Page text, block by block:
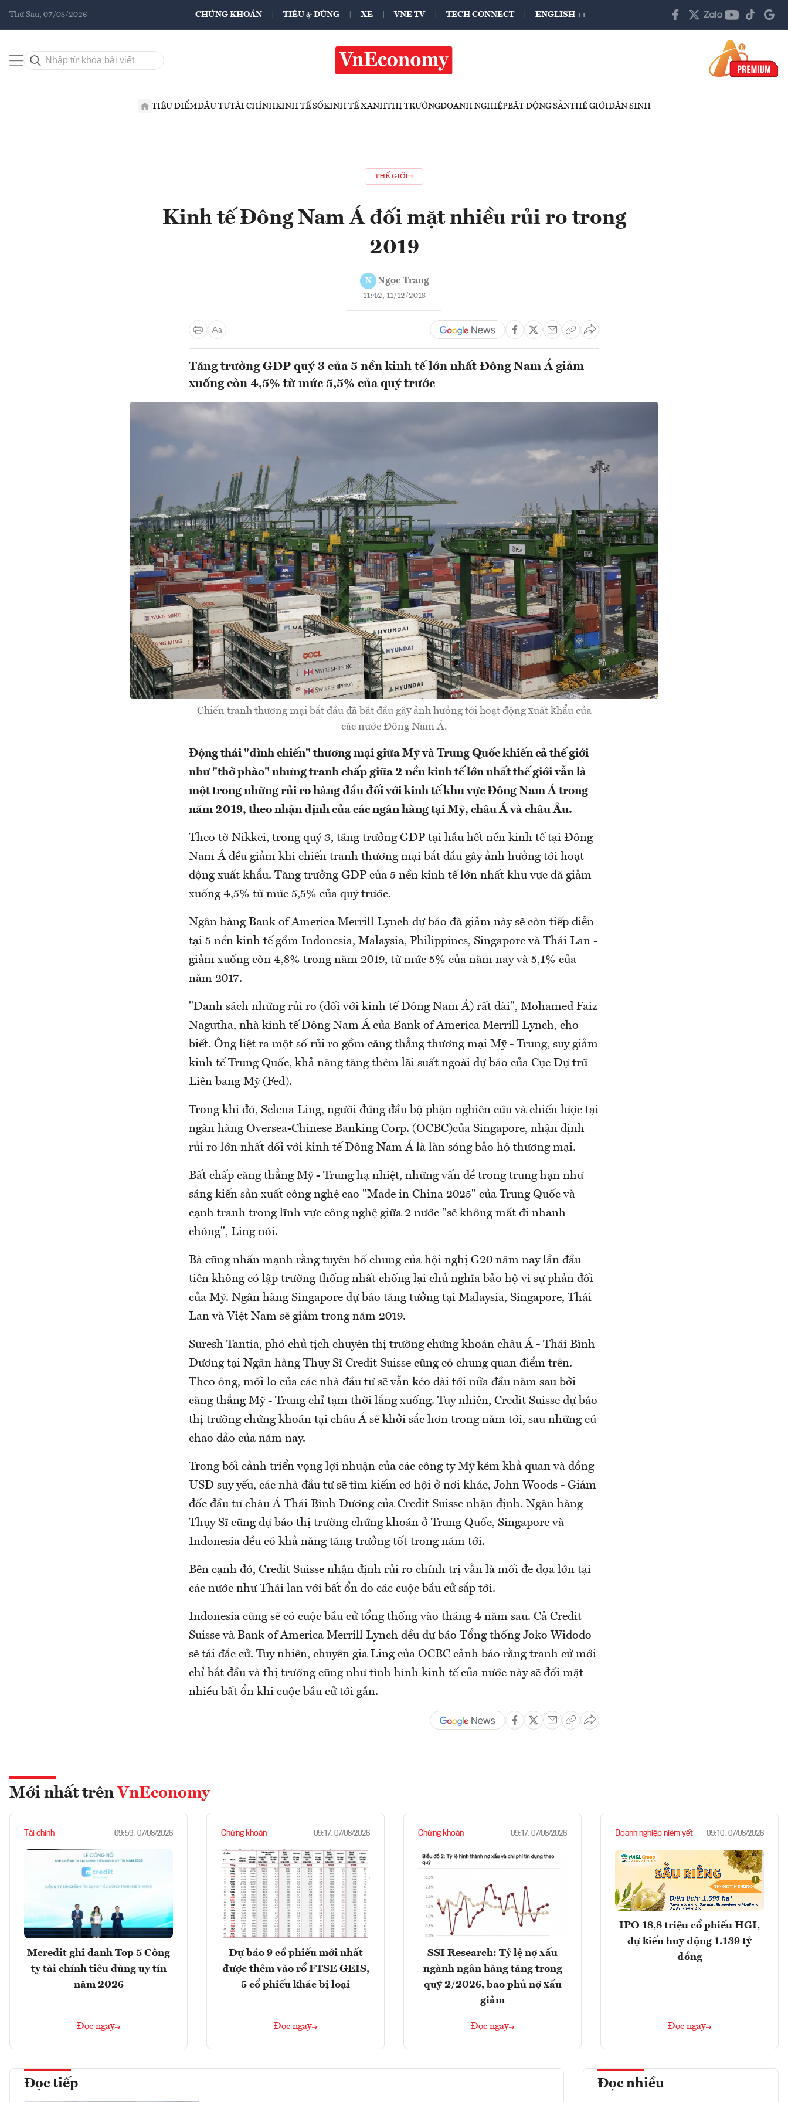
Thứ Sáu, 07/08/2026 CHỨNG KHOÁN TIÊU & DÙNG XE VNE TV TECH CONNECT ENGLISH ++
TIÊU ĐIỂMĐẦU TƯTÀI CHÍNHKINH TẾ SỐKINH TẾ XANHTHỊ TRƯỜNGDOANH NGHIỆPBẤT ĐỘNG SẢNTHẾ GIỚIDÂN SINH
THẾ GIỚI
Kinh tế Đông Nam Á đối mặt nhiều rủi ro trong
2019
N Ngọc Trang
11:42, 11/12/2018
Tăng trưởng GDP quý 3 của 5 nền kinh tế lớn nhất Đông Nam Á giảm
xuống còn 4,5% từ mức 5,5% của quý trước
Chiến tranh thương mại bắt đầu đã bắt đầu gây ảnh hưởng tới hoạt động xuất khẩu của
các nước Đông Nam Á.
Động thái "đình chiến" thương mại giữa Mỹ và Trung Quốc khiến cả thế giới
như "thở phào" nhưng tranh chấp giữa 2 nền kinh tế lớn nhất thế giới vẫn là
một trong những rủi ro hàng đầu đối với kinh tế khu vực Đông Nam Á trong
năm 2019, theo nhận định của các ngân hàng tại Mỹ, châu Á và châu Âu.
Theo tờ Nikkei, trong quý 3, tăng trưởng GDP tại hầu hết nền kinh tế tại Đông
Nam Á đều giảm khi chiến tranh thương mại bắt đầu gây ảnh hưởng tới hoạt
động xuất khẩu. Tăng trưởng GDP của 5 nền kinh tế lớn nhất khu vực đã giảm
xuống 4,5% từ mức 5,5% của quý trước.
Ngân hàng Bank of America Merrill Lynch dự báo đà giảm này sẽ còn tiếp diễn
tại 5 nền kinh tế gồm Indonesia, Malaysia, Philippines, Singapore và Thái Lan -
giảm xuống còn 4,8% trong năm 2019, từ mức 5% của năm nay và 5,1% của
năm 2017.
"Danh sách những rủi ro (đối với kinh tế Đông Nam Á) rất dài", Mohamed Faiz
Nagutha, nhà kinh tế Đông Nam Á của Bank of America Merrill Lynch, cho
biết. Ông liệt ra một số rủi ro gồm căng thẳng thương mại Mỹ - Trung, suy giảm
kinh tế Trung Quốc, khả năng tăng thêm lãi suất ngoài dự báo của Cục Dự trữ
Liên bang Mỹ (Fed).
Trong khi đó, Selena Ling, người đứng đầu bộ phận nghiên cứu và chiến lược tại
ngân hàng Oversea-Chinese Banking Corp. (OCBC)của Singapore, nhận định
rủi ro lớn nhất đối với kinh tế Đông Nam Á là làn sóng bảo hộ thương mại.
Bất chấp căng thẳng Mỹ - Trung hạ nhiệt, những vấn đề trong trung hạn như
sáng kiến sản xuất công nghệ cao "Made in China 2025" của Trung Quốc và
cạnh tranh trong lĩnh vực công nghệ giữa 2 nước "sẽ không mất đi nhanh
chóng", Ling nói.
Bà cũng nhấn mạnh rằng tuyên bố chung của hội nghị G20 năm nay lần đầu
tiên không có lập trường thống nhất chống lại chủ nghĩa bảo hộ vì sự phản đối
của Mỹ. Ngân hàng Singapore dự báo tăng tưởng tại Malaysia, Singapore, Thái
Lan và Việt Nam sẽ giảm trong năm 2019.
Suresh Tantia, phó chủ tịch chuyên thị trường chứng khoán châu Á - Thái Bình
Dương tại Ngân hàng Thụy Sĩ Credit Suisse cũng có chung quan điểm trên.
Theo ông, mối lo của các nhà đầu tư sẽ vẫn kéo dài tới nửa đầu năm sau bởi
căng thẳng Mỹ - Trung chỉ tạm thời lắng xuống. Tuy nhiên, Credit Suisse dự báo
thị trường chứng khoán tại châu Á sẽ khởi sắc hơn trong năm tới, sau những cú
chao đảo của năm nay.
Trong bối cảnh triển vọng lợi nhuận của các công ty Mỹ kém khả quan và đồng
USD suy yếu, các nhà đầu tư sẽ tìm kiếm cơ hội ở nơi khác, John Woods - Giám
đốc đầu tư châu Á Thái Bình Dương của Credit Suisse nhận định. Ngân hàng
Thụy Sĩ cũng dự báo thị trường chứng khoán ở Trung Quốc, Singapore và
Indonesia đều có khả năng tăng trưởng tốt trong năm tới.
Bên cạnh đó, Credit Suisse nhận định rủi ro chính trị vẫn là mối đe dọa lớn tại
các nước như Thái lan với bất ổn do các cuộc bầu cử sắp tới.
Indonesia cũng sẽ có cuộc bầu cử tổng thống vào tháng 4 năm sau. Cả Credit
Suisse và Bank of America Merrill Lynch đều dự báo Tổng thống Joko Widodo
sẽ tái đắc cử. Tuy nhiên, chuyên gia Ling của OCBC cảnh báo rằng tranh cử mới
chỉ bắt đầu và thị trường cũng như tình hình kinh tế của nước này sẽ đối mặt
nhiều bất ổn khi cuộc bầu cử tới gần.
Mới nhất trên VnEconomy
Tài chính 09:59, 07/08/2026
Mcredit ghi danh Top 5 Công
ty tài chính tiêu dùng uy tín
năm 2026
Đọc ngay
Chứng khoán 09:17, 07/08/2026
Dự báo 9 cổ phiếu mới nhất
được thêm vào rổ FTSE GEIS,
5 cổ phiếu khác bị loại
Đọc ngay
Chứng khoán 09:17, 07/08/2026
SSI Research: Tỷ lệ nợ xấu
ngành ngân hàng tăng trong
quý 2/2026, bao phủ nợ xấu
giảm
Đọc ngay
Doanh nghiệp niêm yết 09:10, 07/08/2026
IPO 18,8 triệu cổ phiếu HGI,
dự kiến huy động 1.139 tỷ
đồng
Đọc ngay
Đọc tiếp Đọc nhiều